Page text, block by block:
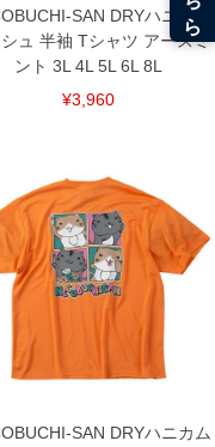
商品は1本につき税込6,000円以
税）となります。）
ます。
予めご了承下さい。
ますので店頭での売り違い、店
掛けしてしまう場合がございま
が、もしあった場合速やかにご
SAN DRYハニカム
ュ 半袖 Tシャツ アースミ
ント 3L 4L 5L 6L 8L
¥3,960
SAN DRYハニカム